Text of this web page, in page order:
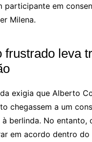
participante em
Milena.
frustrado leva
exigia que Alberto
chegassem a um
à berlinda. No entanto,
em acordo dentro do